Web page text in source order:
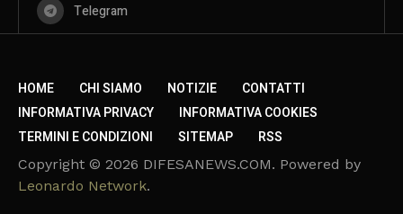
Telegram
HOME CHI SIAMO NOTIZIE
CONTATTI
INFORMATIVA PRIVACY
INFORMATIVA COOKIES
TERMINI E CONDIZIONI
SITEMAP RSS
Copyright © 2026 DIFESANEWS.COM. Powered by
Leonardo Network.